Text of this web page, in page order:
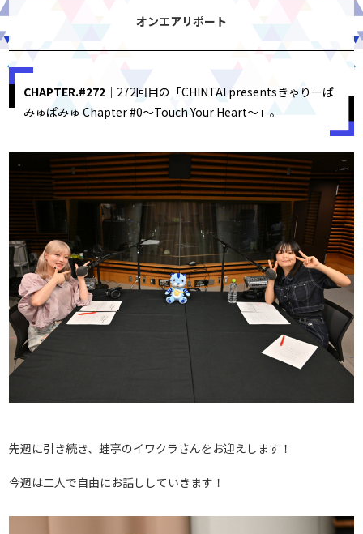
オンエアリポート
CHAPTER.#272｜272回目の「CHINTAI presentsきゃりーぱ
みゅぱみゅ Chapter #0～Touch Your Heart～」。
先週に引き続き、蛙亭のイワクラさんをお迎えします！
今週は二人で自由にお話ししていきます！